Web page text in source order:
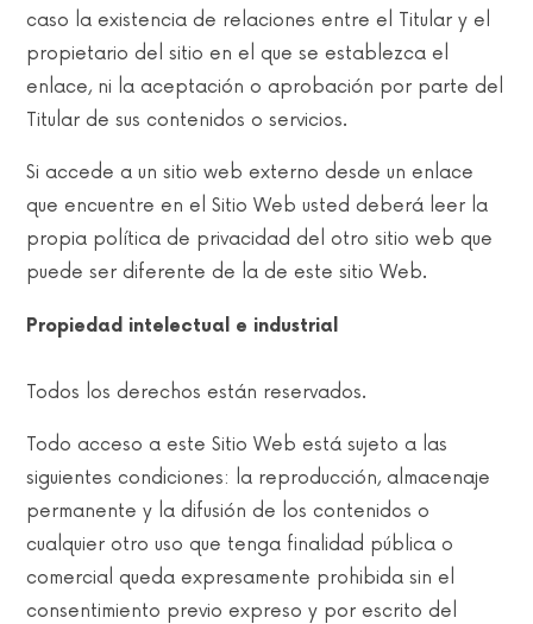
caso la existencia de relaciones entre el Titular y el
propietario del sitio en el que se establezca el
enlace, ni la aceptación o aprobación por parte del
Titular de sus contenidos o servicios.
Si accede a un sitio web externo desde un enlace
que encuentre en el Sitio Web usted deberá leer la
propia política de privacidad del otro sitio web que
puede ser diferente de la de este sitio Web.
Propiedad intelectual e industrial
Todos los derechos están reservados.
Todo acceso a este Sitio Web está sujeto a las
siguientes condiciones: la reproducción, almacenaje
permanente y la difusión de los contenidos o
cualquier otro uso que tenga finalidad pública o
comercial queda expresamente prohibida sin el
consentimiento previo expreso y por escrito del